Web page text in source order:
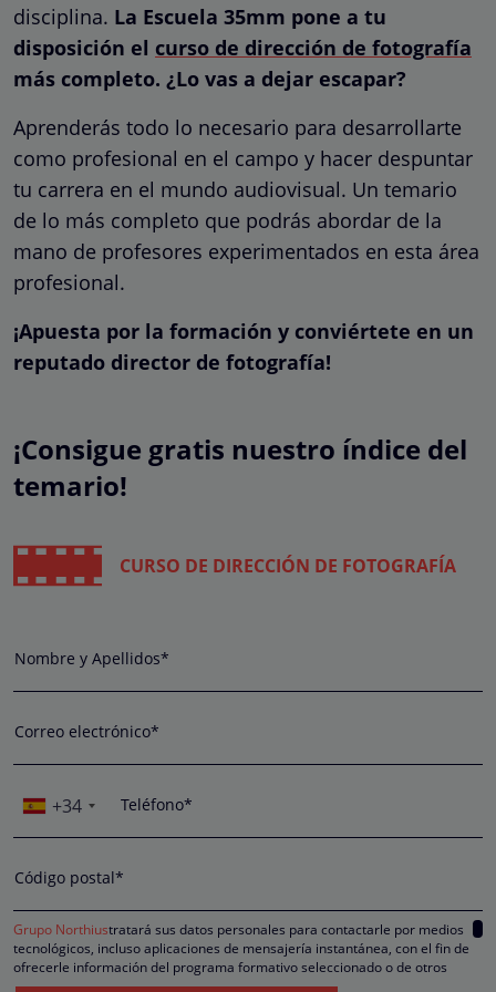
disciplina. La Escuela 35mm pone a tu
disposición el curso de dirección de fotografía
más completo. ¿Lo vas a dejar escapar?
Aprenderás todo lo necesario para desarrollarte
como profesional en el campo y hacer despuntar
tu carrera en el mundo audiovisual. Un temario
de lo más completo que podrás abordar de la
mano de profesores experimentados en esta área
profesional.
¡Apuesta por la formación y conviértete en un
reputado director de fotografía!
¡Consigue gratis nuestro índice del
temario!
CURSO DE DIRECCIÓN DE FOTOGRAFÍA
Nombre y Apellidos*
Correo electrónico*
+34 Teléfono*
Código postal*
Grupo Northiustratará sus datos personales para contactarle por medios
tecnológicos, incluso aplicaciones de mensajería instantánea, con el fin de
ofrecerle información del programa formativo seleccionado o de otros
directamente relacionados con el interés manifestado y, en su caso, para